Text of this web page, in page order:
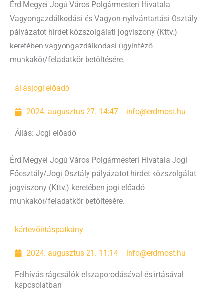
Érd Megyei Jogú Város Polgármesteri Hivatala
Vagyongazdálkodási és Vagyon-nyilvántartási Osztály
pályázatot hirdet közszolgálati jogviszony (Kttv.)
keretében vagyongazdálkodási ügyintéző
munkakör/feladatkör betöltésére.
állásjogi előadó
2024. augusztus 27. 14:47 info@erdmost.hu
Állás: Jogi előadó
Érd Megyei Jogú Város Polgármesteri Hivatala Jogi
Főosztály/Jogi Osztály pályázatot hirdet közszolgálati
jogviszony (Kttv.) keretében jogi előadó
munkakör/feladatkör betöltésére.
kártevőirtáspatkány
2024. augusztus 21. 11:14 info@erdmost.hu
Felhívás rágcsálók elszaporodásával és irtásával
kapcsolatban